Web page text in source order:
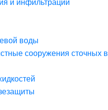
и инфильтрации
воды
сооружения сточных в